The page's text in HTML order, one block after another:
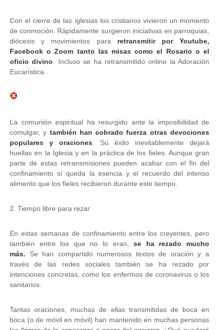
Con el cierre de las iglesias los cristianos vivieron un momento
de conmoción. Rápidamente surgieron iniciativas en parroquias,
diócesis y movimientos para retransmitir por Youtube,
Facebook o Zoom tanto las misas como el Rosario o el
oficio divino . Incluso se ha retransmitido online la Adoración
Eucarística.
La comunión espiritual ha resurgido ante la imposibilidad de
comulgar, y también han cobrado fuerza otras devociones
populares y oraciones . Su éxito inevitablemente dejará
huellas en la Iglesia y en la práctica de los fieles. Aunque gran
parte de estas retransmisiones pueden acabar con el fin del
confinamiento sí queda la esencia y el recuerdo del intenso
alimento que los fieles recibieron durante este tiempo.
2. Tiempo libre para rezar
En estas semanas de confinamiento entre los creyentes, pero
también entre los que no lo eran,se ha rezado mucho
más. Se han compartido numerosos textos de oración y a
través de las redes sociales también se ha rezado por
intenciones concretas, como los enfermos de coronavirus o los
sanitarios.
Tantas oraciones, muchas de ellas transmitidas de boca en
boca (o de móvil en móvil) han mantenido en muchas personas